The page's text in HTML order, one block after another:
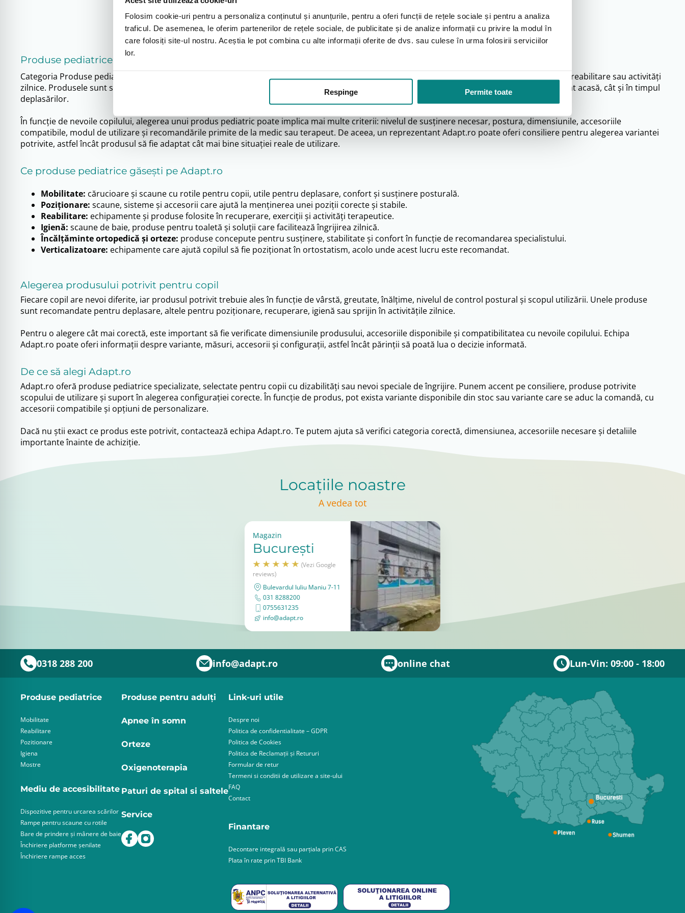
Folosim cookie-uri pentru a personaliza conținutul și anunțurile, pentru a oferi funcții de rețele sociale și pentru a analiza
traficul. De asemenea, le oferim partenerilor de rețele sociale, de publicitate și de analize informații cu privire la modul în
care folosiți site-ul nostru. Aceștia le pot combina cu alte informații oferite de dvs. sau culese în urma folosirii serviciilor
lor.
Respinge Permite toate
Descriere detaliata
Produse pediatrice pentru copii cu dizabilități
Categoria Produse pediatrice de pe Adapt.ro este dedicată copiilor care au nevoie de sprijin suplimentar pentru mobilitate, poziționare, igienă, reabilitare sau activități
zilnice. Produsele sunt selectate pentru a ajuta familia și terapeuții să ofere copilului un nivel mai bun de confort, siguranță și independență, atât acasă, cât și în timpul
deplasărilor.
În funcție de nevoile copilului, alegerea unui produs pediatric poate implica mai multe criterii: nivelul de susținere necesar, postura, dimensiunile, accesoriile
compatibile, modul de utilizare și recomandările primite de la medic sau terapeut. De aceea, un reprezentant Adapt.ro poate oferi consiliere pentru alegerea variantei
potrivite, astfel încât produsul să fie adaptat cât mai bine situației reale de utilizare.
Ce produse pediatrice găsești pe Adapt.ro
Mobilitate: cărucioare și scaune cu rotile pentru copii, utile pentru deplasare, confort și susținere posturală.
Poziționare: scaune, sisteme și accesorii care ajută la menținerea unei poziții corecte și stabile.
Reabilitare: echipamente și produse folosite în recuperare, exerciții și activități terapeutice.
Igienă: scaune de baie, produse pentru toaletă și soluții care facilitează îngrijirea zilnică.
Încălțăminte ortopedică și orteze: produse concepute pentru susținere, stabilitate și confort în funcție de recomandarea specialistului.
Verticalizatoare: echipamente care ajută copilul să fie poziționat în ortostatism, acolo unde acest lucru este recomandat.
Alegerea produsului potrivit pentru copil
Fiecare copil are nevoi diferite, iar produsul potrivit trebuie ales în funcție de vârstă, greutate, înălțime, nivelul de control postural și scopul utilizării. Unele produse
sunt recomandate pentru deplasare, altele pentru poziționare, recuperare, igienă sau sprijin în activitățile zilnice.
Pentru o alegere cât mai corectă, este important să fie verificate dimensiunile produsului, accesoriile disponibile și compatibilitatea cu nevoile copilului. Echipa
Adapt.ro poate oferi informații despre variante, măsuri, accesorii și configurații, astfel încât părinții să poată lua o decizie informată.
De ce să alegi Adapt.ro
Adapt.ro oferă produse pediatrice specializate, selectate pentru copii cu dizabilități sau nevoi speciale de îngrijire. Punem accent pe consiliere, produse potrivite
scopului de utilizare și suport în alegerea configurației corecte. În funcție de produs, pot exista variante disponibile din stoc sau variante care se aduc la comandă, cu
accesorii compatibile și opțiuni de personalizare.
Dacă nu știi exact ce produs este potrivit, contactează echipa Adapt.ro. Te putem ajuta să verifici categoria corectă, dimensiunea, accesoriile necesare și detaliile
importante înainte de achiziție.
Locațiile noastre
A vedea tot
Magazin
București
(Vezi Google
reviews)
Bulevardul Iuliu Maniu 7-11
031 8288200
0755631235
info@adapt.ro
0318 288 200 info@adapt.ro online chat Lun-Vin: 09:00 - 18:00
Produse pediatrice
Mobilitate
Reabilitare
Pozitionare
Igiena
Mostre
Mediu de accesibilitate
Dispozitive pentru urcarea scărilor
Rampe pentru scaune cu rotile
Bare de prindere și mânere de baie
Închiriere platforme șenilate
Închiriere rampe acces
Produse pentru adulţi
Apnee în somn
Orteze
Oxigenoterapia
Paturi de spital si saltele
Service
Link-uri utile
Despre noi
Politica de confidentialitate – GDPR
Politica de Cookies
Politica de Reclamații și Retururi
Formular de retur
Termeni si conditii de utilizare a site-ului
FAQ
Contact
Finantare
Decontare integrală sau parțiala prin CAS
Plata în rate prin TBI Bank